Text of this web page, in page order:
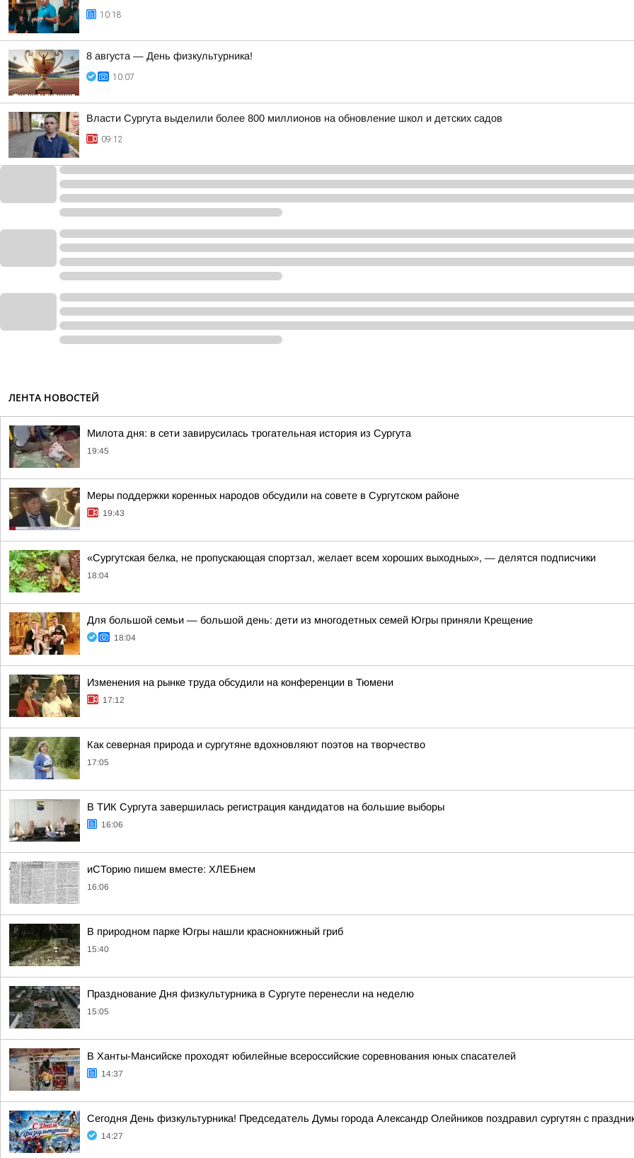
10:18
8 августа — День физкультурника!
10:07
Власти Сургута выделили более 800 миллионов на обновление школ и детских садов
09:12
ЛЕНТА НОВОСТЕЙ
Милота дня: в сети завирусилась трогательная история из Сургута
19:45
Меры поддержки коренных народов обсудили на совете в Сургутском районе
19:43
«Сургутская белка, не пропускающая спортзал, желает всем хороших выходных», — делятся подписчики
18:04
Для большой семьи — большой день: дети из многодетных семей Югры приняли Крещение
18:04
Изменения на рынке труда обсудили на конференции в Тюмени
17:12
Как северная природа и сургутяне вдохновляют поэтов на творчество
17:05
В ТИК Сургута завершилась регистрация кандидатов на большие выборы
16:06
иСТорию пишем вместе: ХЛЕБнем
16:06
В природном парке Югры нашли краснокнижный гриб
15:40
Празднование Дня физкультурника в Сургуте перенесли на неделю
15:05
В Ханты-Мансийске проходят юбилейные всероссийские соревнования юных спасателей
14:37
Сегодня День физкультурника! Председатель Думы города Александр Олейников поздравил сургутян с
14:27